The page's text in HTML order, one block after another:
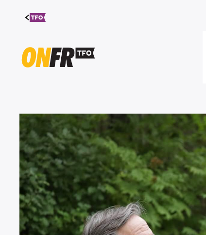
Aller au
contenu